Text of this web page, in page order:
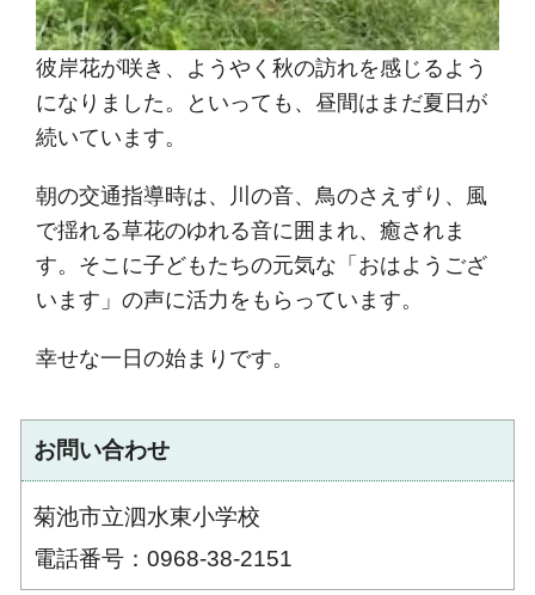
彼岸花が咲き、ようやく秋の訪れを感じるよう
になりました。といっても、昼間はまだ夏日が
続いています。
朝の交通指導時は、川の音、鳥のさえずり、風
で揺れる草花のゆれる音に囲まれ、癒されま
す。そこに子どもたちの元気な「おはようござ
います」の声に活力をもらっています。
幸せな一日の始まりです。
お問い合わせ
菊池市立泗水東小学校
電話番号：0968-38-2151